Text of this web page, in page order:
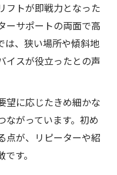
フトが即戦力となった
ーサポートの両面で高
は、狭い場所や傾斜地
イスが役立ったとの声
望に応じたきめ細かな
ながっています。初め
点が、リピーターや紹
す。